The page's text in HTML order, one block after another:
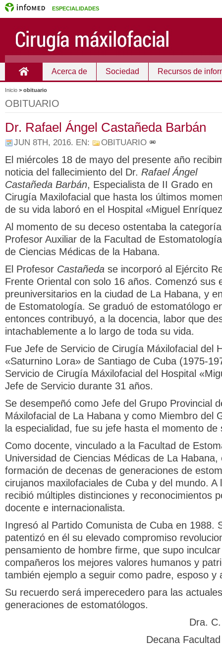
ESPECIALIDADES
Acerca de Sociedad Recursos de
Inicio > obituario
OBITUARIO
Dr. Rafael Ángel Castañeda Barbán
JUN 8TH, 2016. EN: OBITUARIO
El miércoles 18 de mayo del presente año
noticia del fallecimiento del Dr. Rafael Ángel
Castañeda Barbán, Especialista de II Grado en
Cirugía Maxilofacial que hasta los últimos
de su vida laboró en el Hospital «Miguel
Al momento de su deceso ostentaba la
Profesor Auxiliar de la Facultad de
de Ciencias Médicas de la Habana.
El Profesor Castañeda se incorporó al Ejército
Frente Oriental con solo 16 años. Comenzó sus
preuniversitarios en la ciudad de La Habana, y
de Estomatología. Se graduó de estomatólogo
entonces contribuyó, a la docencia, labor que
intachablemente a lo largo de toda su vida.
Fue Jefe de Servicio de Cirugía Máxilofacial del
«Saturnino Lora» de Santiago de Cuba (1975-
Servicio de Cirugía Máxilofacial del Hospital
Jefe de Servicio durante 31 años.
Se desempeñó como Jefe del Grupo Provincial
Máxilofacial de La Habana y como Miembro del
la especialidad, fue su jefe hasta el momento de
Como docente, vinculado a la Facultad de
Universidad de Ciencias Médicas de La Habana,
formación de decenas de generaciones de
cirujanos maxilofaciales de Cuba y del mundo. A
recibió múltiples distinciones y reconocimientos
docente e internacionalista.
Ingresó al Partido Comunista de Cuba en 1988.
patentizó en él su elevado compromiso
pensamiento de hombre firme, que supo
compañeros los mejores valores humanos y
también ejemplo a seguir como padre, esposo y
Su recuerdo será imperecedero para las
generaciones de estomatólogos.
Dra.
Decana